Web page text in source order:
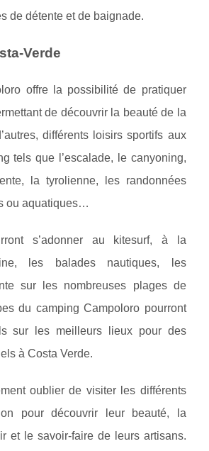
de détente et de baignade.
Verde
offre la possibilité de pratiquer
de découvrir la beauté de la
différents loisirs sportifs aux
tels que l’escalade, le canyoning,
la tyrolienne, les randonnées
ou aquatiques…
s’adonner au kitesurf, à la
les balades nautiques, les
sur les nombreuses plages de
du camping Campoloro pourront
sur les meilleurs lieux pour des
à Costa Verde.
oublier de visiter les différents
pour découvrir leur beauté, la
et le savoir-faire de leurs artisans.